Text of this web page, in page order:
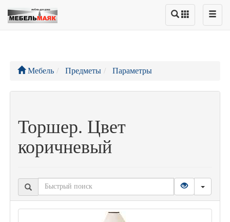
Мебель Предметы Параметры
Торшер. Цвет
коричневый